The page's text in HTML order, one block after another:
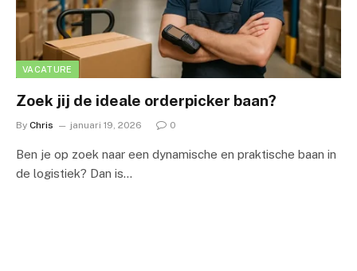
VACATURE
Zoek jij de ideale orderpicker baan?
By Chris januari 19, 2026 0
Ben je op zoek naar een dynamische en praktische baan in
de logistiek? Dan is…